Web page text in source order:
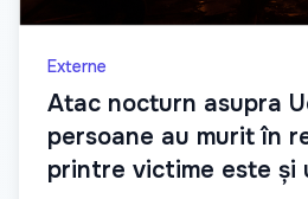
Externe
Atac nocturn asupra
persoane au murit în
printre victime este și